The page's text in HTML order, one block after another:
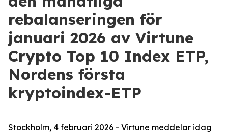
rebalanseringen för
januari 2026 av Virtune
Crypto Top 10 Index ETP,
Nordens första
kryptoindex-ETP
Stockholm, 4 februari 2026 - Virtune meddelar idag